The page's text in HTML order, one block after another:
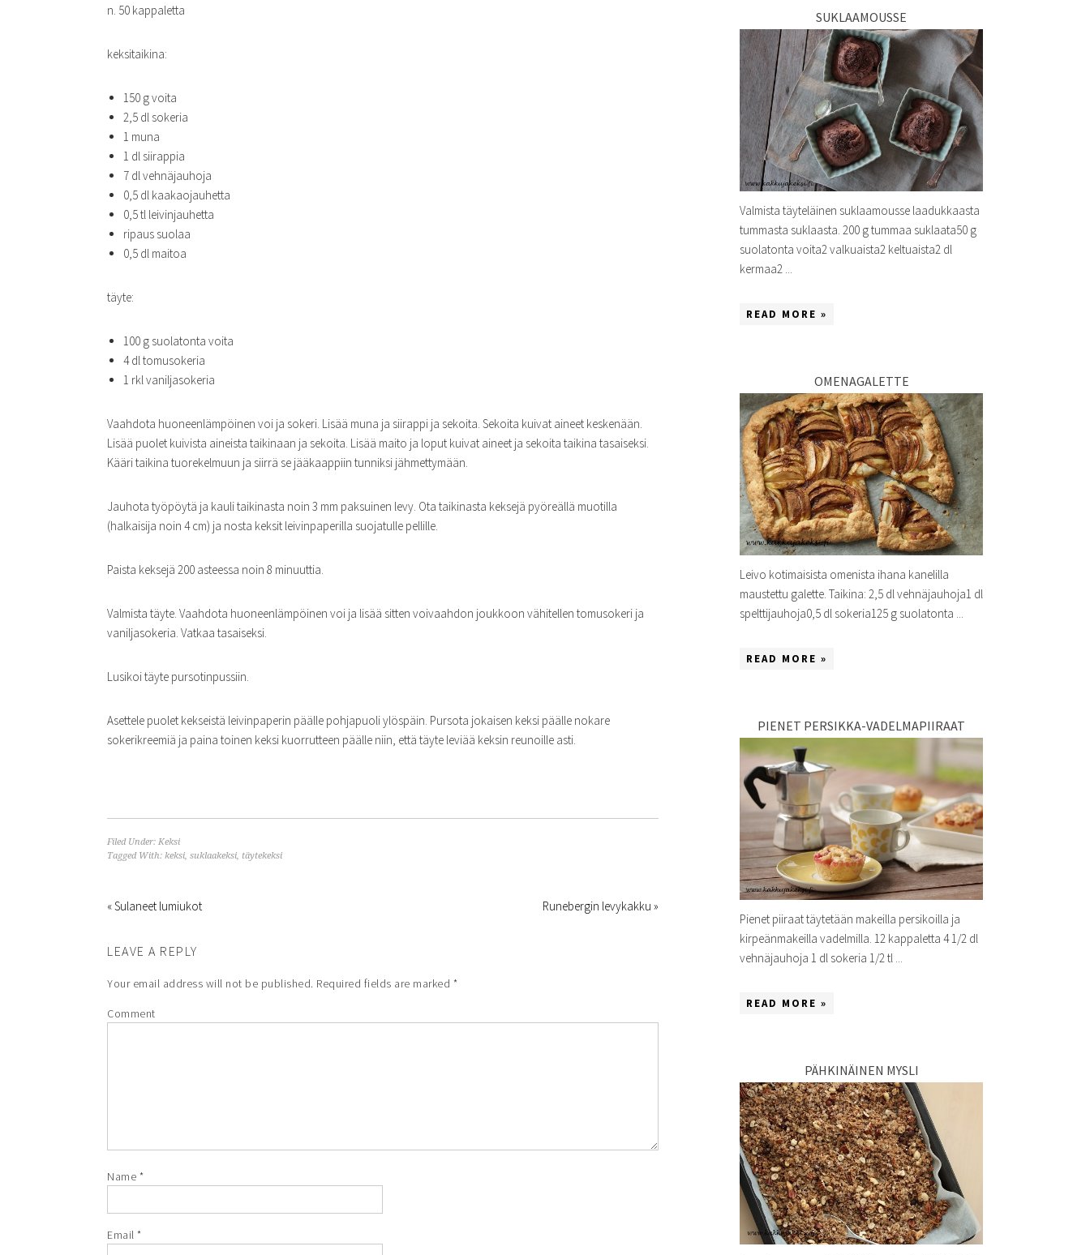
n. 50 kappaletta
keksitaikina:
150 g voita
2,5 dl sokeria
1 muna
1 dl siirappia
7 dl vehnäjauhoja
0,5 dl kaakaojauhetta
0,5 tl leivinjauhetta
ripaus suolaa
0,5 dl maitoa
täyte:
100 g suolatonta voita
4 dl tomusokeria
1 rkl vaniljasokeria
Vaahdota huoneenlämpöinen voi ja sokeri. Lisää muna ja siirappi ja sekoita. Sekoita kuivat aineet keskenään.
Lisää puolet kuivista aineista taikinaan ja sekoita. Lisää maito ja loput kuivat aineet ja sekoita taikina tasaiseksi.
Kääri taikina tuorekelmuun ja siirrä se jääkaappiin tunniksi jähmettymään.
Jauhota työpöytä ja kauli taikinasta noin 3 mm paksuinen levy. Ota taikinasta keksejä pyöreällä muotilla
(halkaisija noin 4 cm) ja nosta keksit leivinpaperilla suojatulle pellille.
Paista keksejä 200 asteessa noin 8 minuuttia.
Valmista täyte. Vaahdota huoneenlämpöinen voi ja lisää sitten voivaahdon joukkoon vähitellen tomusokeri ja
vaniljasokeria. Vatkaa tasaiseksi.
Lusikoi täyte pursotinpussiin.
Asettele puolet kekseistä leivinpaperin päälle pohjapuoli ylöspäin. Pursota jokaisen keksi päälle nokare
sokerikreemiä ja paina toinen keksi kuorrutteen päälle niin, että täyte leviää keksin reunoille asti.
Filed Under: Keksi
Tagged With: keksi, suklaakeksi, täytekeksi
« Sulaneet lumiukot Runebergin levykakku »
LEAVE A REPLY
Your email address will not be published. Required fields are marked *
Comment
Name *
Email *
SUKLAAMOUSSE
Valmista täyteläinen suklaamousse laadukkaasta
tummasta suklaasta. 200 g tummaa suklaata50 g
suolatonta voita2 valkuaista2 keltuaista2 dl
kermaa2 ...
READ MORE »
OMENAGALETTE
Leivo kotimaisista omenista ihana kanelilla
maustettu galette. Taikina: 2,5 dl vehnäjauhoja1 dl
spelttijauhoja0,5 dl sokeria125 g suolatonta ...
READ MORE »
PIENET PERSIKKA-VADELMAPIIRAAT
Pienet piiraat täytetään makeilla persikoilla ja
kirpeänmakeilla vadelmilla. 12 kappaletta 4 1/2 dl
vehnäjauhoja 1 dl sokeria 1/2 tl ...
READ MORE »
PÄHKINÄINEN MYSLI